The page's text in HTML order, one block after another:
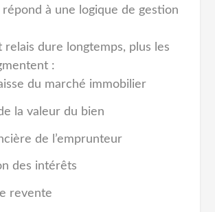
à une logique de gestion
relais dure longtemps, plus les
:
du marché immobilier
la valeur du bien
de l’emprunteur
des intérêts
revente